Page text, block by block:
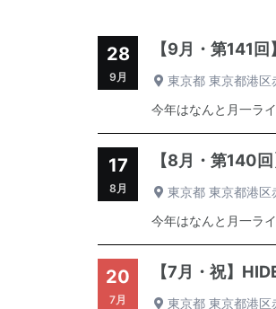
28
9月
【9月・第141
東京都 東京都港区
今年はなんと月一ラ
17
8月
【8月・第140
東京都 東京都港区
今年はなんと月一ラ
20
7月
【7月・祝】
東京都 東京都港区